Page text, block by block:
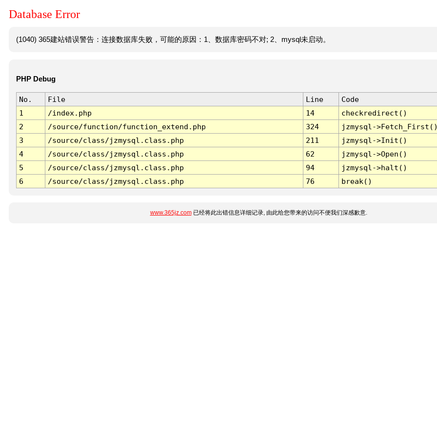
Database Error
(1040) 365建站错误警告：连接数据库失败，可能的原因：1、数据库密码不对; 2、mysql未启动。
PHP Debug
No. File Line
Code
1
/index.php 14
checkredirect()
2
/source/function/function_extend.php 324
jzmysql-
3
/source/class/jzmysql.class.php 211
jzmysql->Init()
4
/source/class/jzmysql.class.php 62
jzmysql->Open()
5
/source/class/jzmysql.class.php 94
jzmysql->halt()
6
/source/class/jzmysql.class.php 76 break()
www.365jz.com已经将此出错信息详细记录, 由此给您带来的访问不便我们深感歉意.